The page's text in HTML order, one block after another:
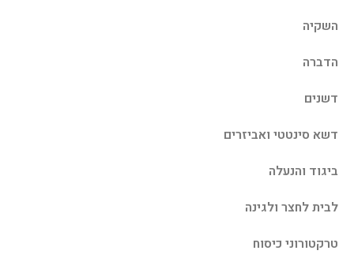
השקיה
הדברה
דשנים
דשא סינטטי ואביזרים
ביגוד והנעלה
לבית לחצר ולגינה
טרקטורוני כיסוח